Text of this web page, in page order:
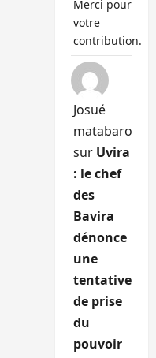
Merci pour
votre
contribution.
Josué
matabaro
sur Uvira
: le chef
des
Bavira
dénonce
une
tentative
de prise
du
pouvoir